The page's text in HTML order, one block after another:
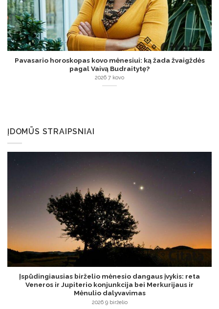
Pavasario horoskopas kovo mėnesiui: ką žada žvaigždės
pagal Vaivą Budraitytę?
2026 7 kovo
ĮDOMŪS STRAIPSNIAI
Įspūdingiausias birželio mėnesio dangaus įvykis: reta
Veneros ir Jupiterio konjunkcija bei Merkurijaus ir
Mėnulio dalyvavimas
2026 9 birželio